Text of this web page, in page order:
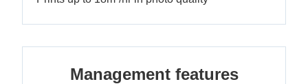
Management features